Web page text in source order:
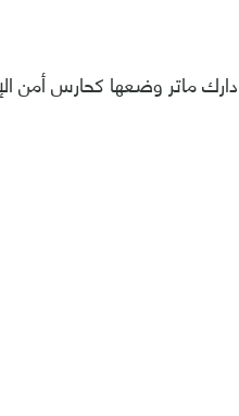
ماتر وضعها كحارس أمن